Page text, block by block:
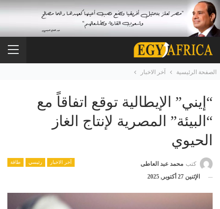
الصفحة الرئيسية آخر الاخبار
“إيني” الإيطالية توقع اتفاقاً مع
“البيئة” المصرية لإنتاج الغاز
الحيوي
آخر الاخبار رئيسي طاقة كتب محمد عبد العاطى
الإثنين 27 أكتوبر, 2025